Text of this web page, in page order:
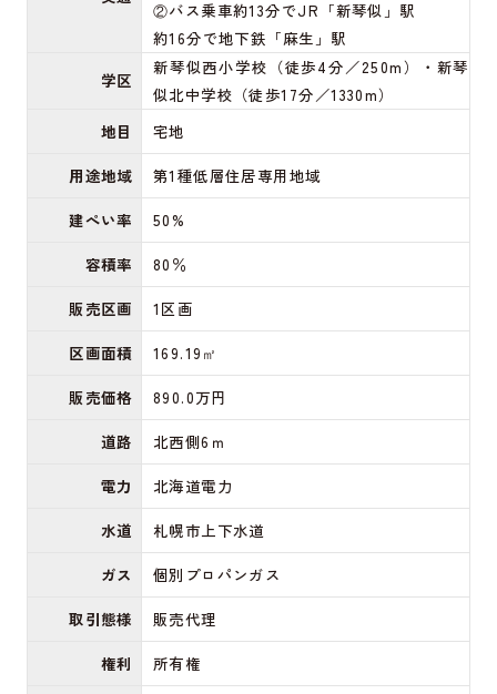
②バス乗車約13分でJR「新琴似」駅
約16分で地下鉄「麻生」駅
学区
新琴似西小学校（徒歩4分／250m）・新琴
似北中学校（徒歩17分／1330m）
地目
宅地
用途地域
第1種低層住居専用地域
建ぺい率
50%
容積率
80％
販売区画
1区画
区画面積
169.19㎡
販売価格
890.0万円
道路
北西側6ｍ
電力
北海道電力
水道
札幌市上下水道
ガス
個別プロパンガス
取引態様
販売代理
権利
所有権